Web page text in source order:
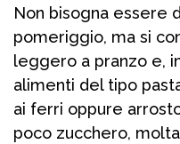
Non bisogna essere
pomeriggio, ma si
leggero a pranzo e,
alimenti del tipo
ai ferri oppure
poco zucchero,